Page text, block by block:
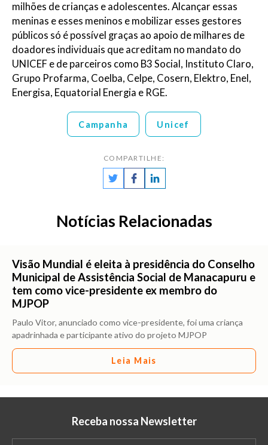
milhões de crianças e adolescentes. Alcançar essas
meninas e esses meninos e mobilizar esses gestores
públicos só é possível graças ao apoio de milhares de
doadores individuais que acreditam no mandato do
UNICEF e de parceiros como B3 Social, Instituto Claro,
Grupo Profarma, Coelba, Celpe, Cosern, Elektro, Enel,
Energisa, Equatorial Energia e RGE.
Campanha Unicef
COMPARTILHE:
Notícias Relacionadas
Visão Mundial é eleita à presidência do Conselho
Municipal de Assistência Social de Manacapuru e
tem como vice-presidente ex membro do
MJPOP
Paulo Vitor, anunciado como vice-presidente, foi uma criança
apadrinhada e participante ativo do projeto MJPOP
Leia Mais
Receba nossa Newsletter